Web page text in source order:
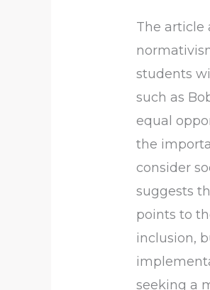
The article
students
such as
equal
the
consider
suggests
points to
inclusion,
seeking a